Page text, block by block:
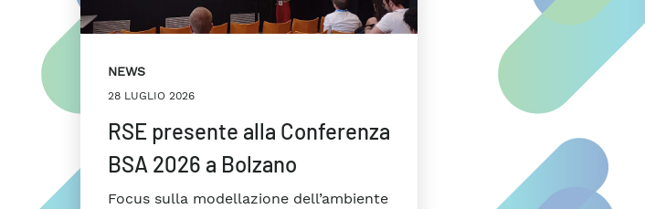
NEWS
28 LUGLIO 2026
RSE presente alla Conferenza
BSA 2026 a Bolzano
Focus sulla modellazione dell’ambiente